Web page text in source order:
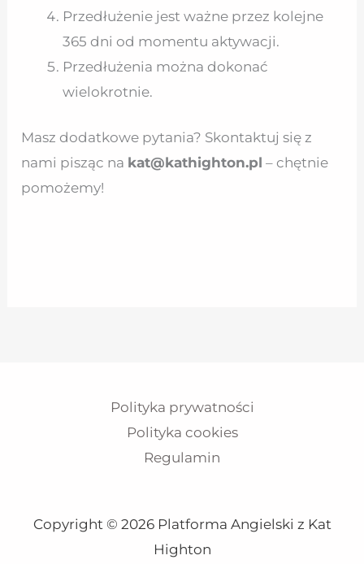
Przedłużenie jest ważne przez kolejne
365 dni od momentu aktywacji.
Przedłużenia można dokonać
wielokrotnie.
Masz dodatkowe pytania? Skontaktuj się z
nami pisząc na kat@kathighton.pl – chętnie
pomożemy!
Polityka prywatności
Polityka cookies
Regulamin
Copyright © 2026 Platforma Angielski z Kat
Highton